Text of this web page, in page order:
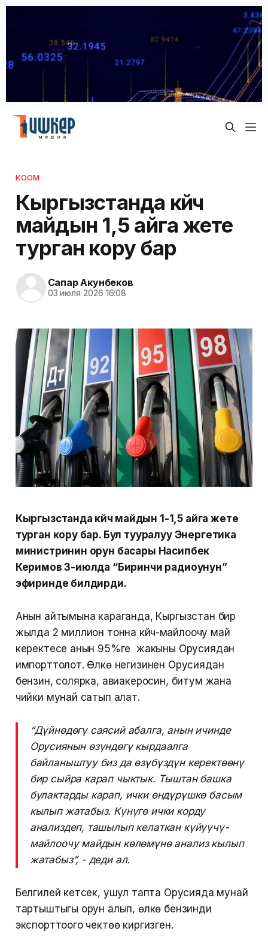
КООМ
Кыргызстанда күйүүчү
майдын 1,5 айга жете
турган кору бар
Сапар Акунбеков
03 июля 2026 16:08
Кыргызстанда күйүүчү майдын 1-1,5 айга жете
турган кору бар. Бул тууралуу Энергетика
министринин орун басары Насипбек
Керимов 3-июлда “Биринчи радиоунун”
эфиринде билдирди.
Анын айтымына караганда, Кыргызстан бир
жылда 2 миллион тонна күйүүчү-майлоочу май
керектесе анын 95%ге жакыны Орусиядан
импорттолот. Өлкө негизинен Орусиядан
бензин, солярка, авиакеросин, битум жана
чийки мунай сатып алат.
“Дүйнөдөгү саясий абалга, анын ичинде
Орусиянын өзүндөгү кырдаалга
байланыштуу биз да өзүбүздүн керектөөнү
бир сыйра карап чыктык. Тыштан башка
булактарды карап, ички өндүрүшкө басым
кылып жатабыз. Күнүгө ички корду
анализдеп, ташылып келаткан күйүүчү-
майлоочу майдын көлөмүнө анализ кылып
жатабыз”, - деди ал.
Белгилей кетсек, ушул тапта Орусияда мунай
тартыштыгы орун алып, өлкө бензинди
экспорттоого чектөө киргизген.